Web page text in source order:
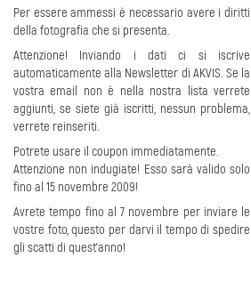
Per essere ammessi è necessario avere i diritti
della fotografia che si presenta.
Attenzione! Inviando i dati ci si iscrive
automaticamente alla Newsletter di AKVIS. Se la
vostra email non è nella nostra lista verrete
aggiunti, se siete già iscritti, nessun problema,
verrete reinseriti.
Potrete usare il coupon immediatamente.
Attenzione non indugiate! Esso sarà valido solo
fino al 15 novembre 2009!
Avrete tempo fino al 7 novembre per inviare le
vostre foto, questo per darvi il tempo di spedire
gli scatti di quest’anno!